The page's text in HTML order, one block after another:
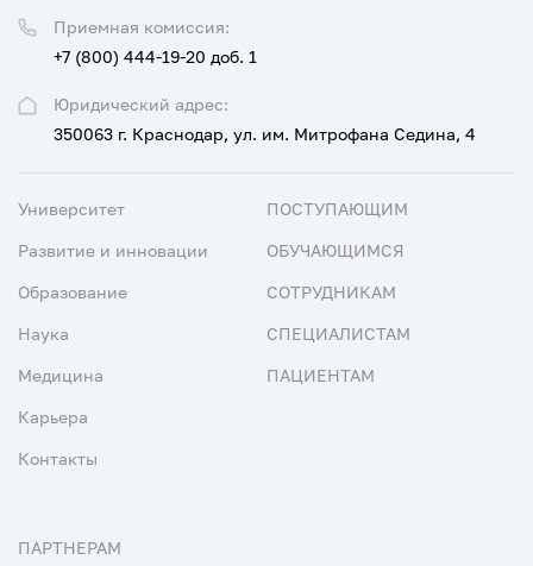
Юридический адрес:
350063 г. Краснодар, ул. им. Митрофана Седина, 4
Приемная комиссия:
+7 (800) 444-19-20 доб. 1
Университет
Развитие и инновации
Образование
Наука
Медицина
Карьера
Контакты
ПОСТУПАЮЩИМ
ОБУЧАЮЩИМСЯ
СОТРУДНИКАМ
СПЕЦИАЛИСТАМ
ПАЦИЕНТАМ
ПАРТНЕРАМ